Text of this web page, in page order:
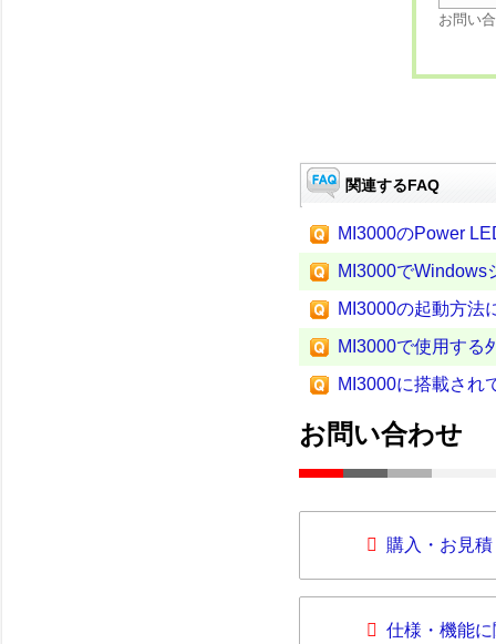
お問い
関連するFAQ
MI3000のPower
MI3000でWindows
MI3000の起動方法
MI3000で使用する
MI3000に搭載され
お問い合わせ
購入・お見
仕様・機能